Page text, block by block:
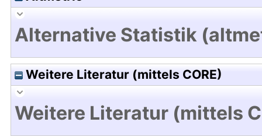
Alternative Statistik
Weitere Literatur (mittels CORE)
Weitere Literatur (mittels